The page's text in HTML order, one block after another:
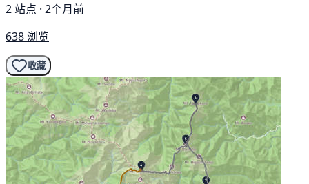
2 站点 · 2个月前
638 浏览
收藏